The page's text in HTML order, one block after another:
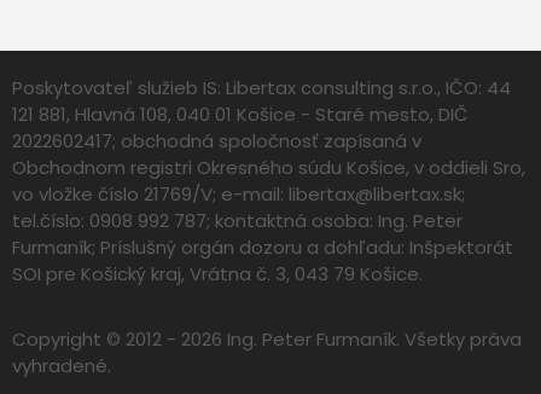
Poskytovateľ služieb IS: Libertax consulting s.r.o., IČO: 44
121 881, Hlavná 108, 040 01 Košice - Staré mesto, DIČ
2022602417; obchodná spoločnosť zapísaná v
Obchodnom registri Okresného súdu Košice, v oddieli Sro,
vo vložke číslo 21769/V; e-mail: libertax@libertax.sk;
tel.číslo: 0908 992 787; kontaktná osoba: Ing. Peter
Furmaník; Príslušný orgán dozoru a dohľadu: Inšpektorát
SOI pre Košický kraj, Vrátna č. 3, 043 79 Košice.
Copyright © 2012 - 2026 Ing. Peter Furmaník. Všetky práva
vyhradené.